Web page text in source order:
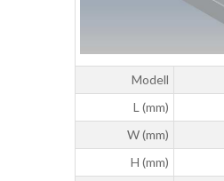
Modell
L (mm)
W (mm)
H (mm)